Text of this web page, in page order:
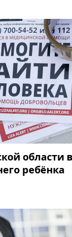
области
ребёнка